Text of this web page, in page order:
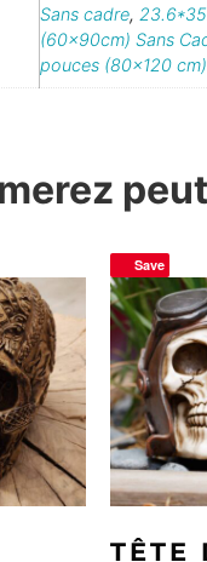
Sans cadre,
(60x90cm) Sans
pouces (80×120
Save
TÊTE